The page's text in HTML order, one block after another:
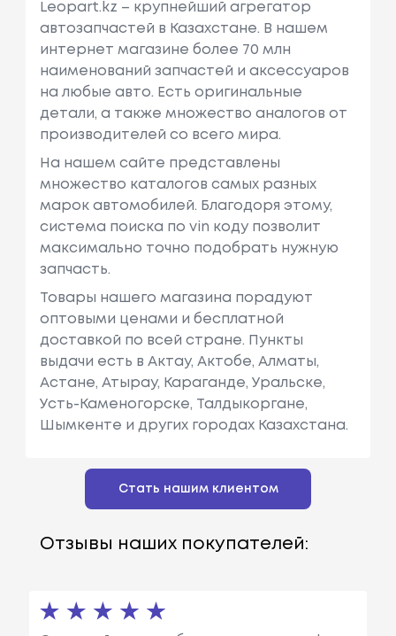
Leopart.kz – крупнейший агрегатор
автозапчастей в Казахстане. В нашем
интернет магазине более 70 млн
наименований запчастей и аксессуаров
на любые авто. Есть оригинальные
детали, а также множество аналогов от
производителей со всего мира.
На нашем сайте представлены
множество каталогов самых разных
марок автомобилей. Благодоря этому,
система поиска по vin коду позволит
максимально точно подобрать нужную
запчасть.
Товары нашего магазина порадуют
оптовыми ценами и бесплатной
доставкой по всей стране. Пункты
выдачи есть в Актау, Актобе, Алматы,
Астане, Атырау, Караганде, Уральске,
Усть-Каменогорске, Талдыкоргане,
Шымкенте и других городах Казахстана.
Стать нашим клиентом
Отзывы наших покупателей: